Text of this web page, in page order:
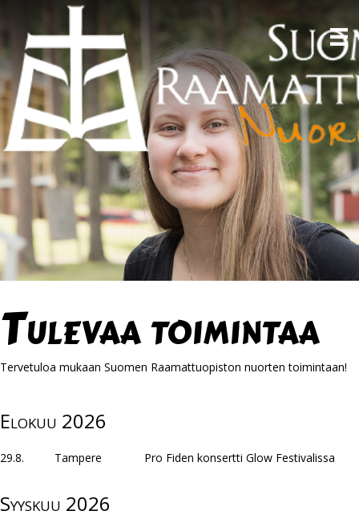
Tulevaa toimintaa
Tervetuloa mukaan Suomen Raamattuopiston nuorten toimintaan!
Elokuu 2026
29.8. Tampere Pro Fiden konsertti Glow Festivalissa
Syyskuu 2026